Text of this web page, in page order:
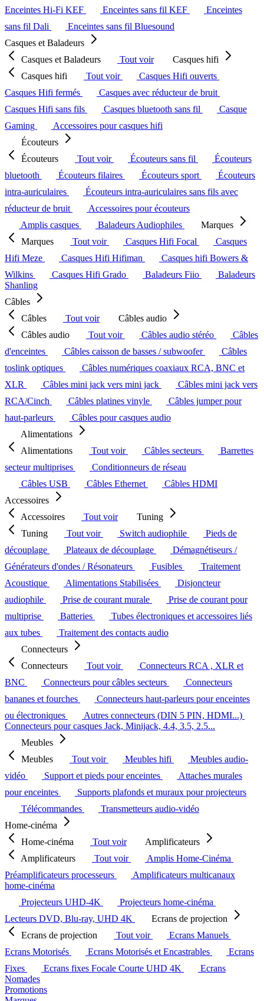
Enceintes Hi-Fi KEF
Enceintes sans fil KEF
Enceintes
sans fil Dali
Enceintes sans fil Bluesound
Casques et Baladeurs
Casques et Baladeurs
Tout voir
Casques hifi
Casques hifi
Tout voir
Casques Hifi ouverts
Casques Hifi fermés
Casques avec réducteur de bruit
Casques Hifi sans fils
Casques bluetooth sans fil
Casque
Gaming
Accessoires pour casques hifi
Écouteurs
Écouteurs
Tout voir Écouteurs sans fil
Écouteurs
bluetooth
Écouteurs filaires Écouteurs sport
Écouteurs
intra-auriculaires
Écouteurs intra-auriculaires sans fils avec
réducteur de bruit
Accessoires pour écouteurs
Amplis casques
Baladeurs Audiophiles
Marques
Marques
Tout voir Casques Hifi Focal
Casques
Hifi Meze
Casques Hifi Hifiman
Casques hifi Bowers &
Wilkins
Casques Hifi Grado Baladeurs Fiio
Baladeurs
Shanling
Câbles
Câbles
Tout voir
Câbles audio
Câbles audio
Tout voir Câbles audio stéréo
Câbles
d'enceintes
Câbles caisson de basses / subwoofer
Câbles
toslink optiques
Câbles numériques coaxiaux RCA, BNC et
XLR
Câbles mini jack vers mini jack
Câbles mini jack vers
RCA/Cinch
Câbles platines vinyle
Câbles jumper pour
haut-parleurs
Câbles pour casques audio
Alimentations
Alimentations
Tout voir Câbles secteurs
Barrettes
secteur multiprises
Conditionneurs de réseau
Câbles USB
Câbles Ethernet
Câbles HDMI
Accessoires
Accessoires
Tout voir
Tuning
Tuning
Tout voir Switch audiophile
Pieds de
découplage
Plateaux de découplage
Démagnétiseurs /
Générateurs d'ondes / Résonateurs
Fusibles
Traitement
Acoustique
Alimentations Stabilisées
Disjoncteur
audiophile
Prise de courant murale
Prise de courant pour
multiprise
Batteries
Tubes électroniques et accessoires liés
aux tubes
Traitement des contacts audio
Connecteurs
Connecteurs
Tout voir
Connecteurs RCA , XLR et
BNC
Connecteurs pour câbles secteurs
Connecteurs
bananes et fourches
Connecteurs haut-parleurs pour enceintes
ou électroniques
Autres connecteurs (DIN 5 PIN, HDMI...)
Connecteurs pour casques Jack, Minijack, 4.4, 3.5, 2.5...
Meubles
Meubles
Tout voir Meubles hifi
Meubles audio-
vidéo
Support et pieds pour enceintes
Attaches murales
pour enceintes
Supports plafonds et muraux pour projecteurs
Télécommandes
Transmetteurs audio-vidéo
Home-cinéma
Home-cinéma
Tout voir
Amplificateurs
Amplificateurs
Tout voir
Amplis Home-Cinéma
Préamplificateurs processeurs
Amplificateurs multicanaux
home-cinéma
Projecteurs UHD-4K
Projecteurs home-cinéma
Lecteurs DVD, Blu-ray, UHD 4K
Ecrans de projection
Ecrans de projection
Tout voir
Ecrans Manuels
Ecrans Motorisés
Ecrans Motorisés et Encastrables
Ecrans
Fixes
Ecrans fixes Focale Courte UHD 4K
Ecrans
Nomades
Promotions